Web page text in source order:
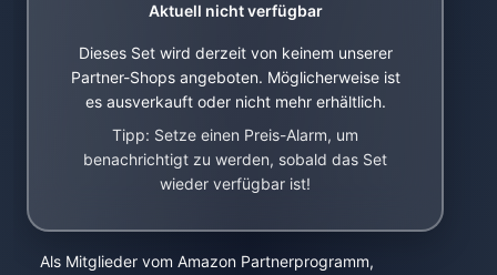
Aktuell nicht verfügbar
Dieses Set wird derzeit von keinem unserer
Partner-Shops angeboten. Möglicherweise ist
es ausverkauft oder nicht mehr erhältlich.
Tipp: Setze einen Preis-Alarm, um
benachrichtigt zu werden, sobald das Set
wieder verfügbar ist!
Als Mitglieder vom Amazon Partnerprogramm,